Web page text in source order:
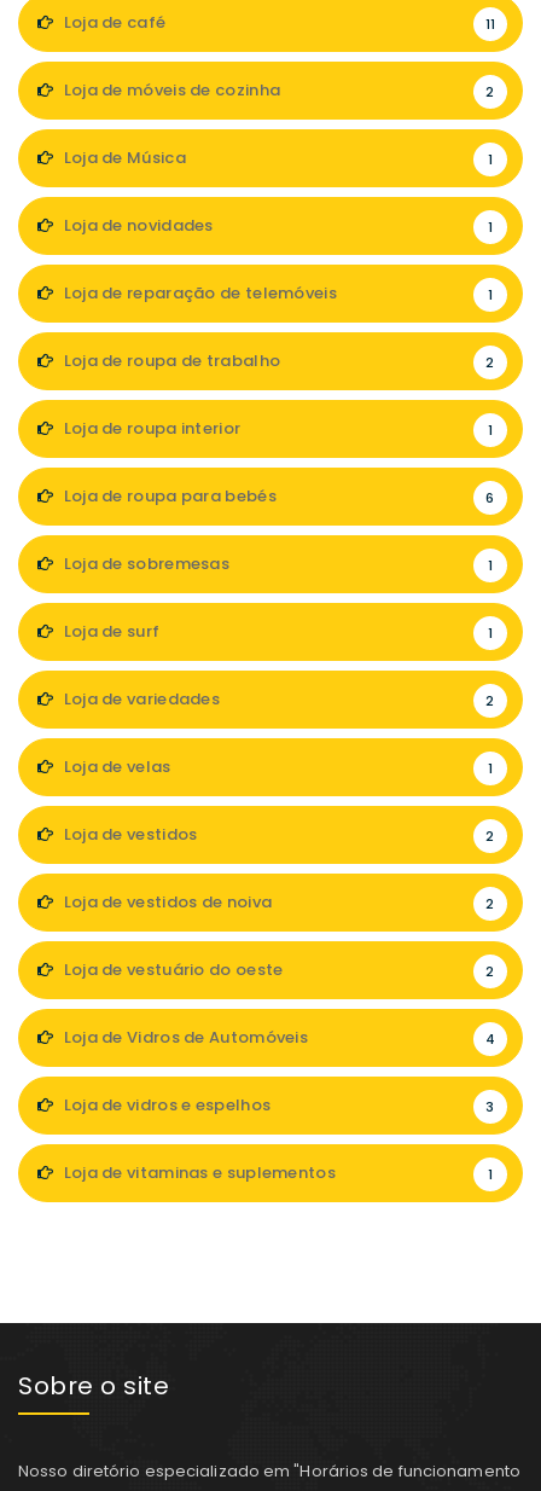
Loja de café 11
Loja de móveis de cozinha 2
Loja de Música 1
Loja de novidades 1
Loja de reparação de telemóveis 1
Loja de roupa de trabalho 2
Loja de roupa interior 1
Loja de roupa para bebés 6
Loja de sobremesas 1
Loja de surf 1
Loja de variedades 2
Loja de velas 1
Loja de vestidos 2
Loja de vestidos de noiva 2
Loja de vestuário do oeste 2
Loja de Vidros de Automóveis 4
Loja de vidros e espelhos 3
Loja de vitaminas e suplementos 1
Sobre o site
Nosso diretório especializado em "Horários de funcionamento